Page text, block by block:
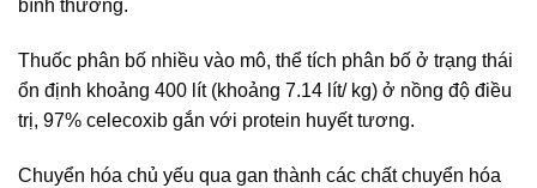
bình thường.
Thuốc phân bố nhiều vào mô, thể tích phân bố ở trạng thái
ổn định khoảng 400 lít (khoảng 7.14 lít/ kg) ở nồng độ điều
trị, 97% celecoxib gắn với protein huyết tương.
Chuyển hóa chủ yếu qua gan thành các chất chuyển hóa